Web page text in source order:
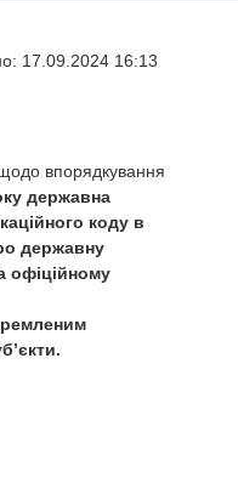
17.09.2024 16:13
впорядкування
державна
коду в
державну
офіційному